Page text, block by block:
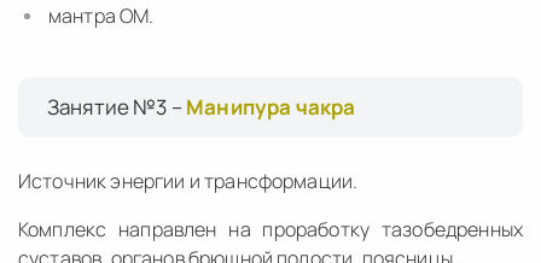
мантра ОМ.
Занятие №3 –Манипура чакра
Источник энергии и трансформации.
Комплекс направлен на проработку тазобедренных
суставов, органов брюшной полости, поясницы.